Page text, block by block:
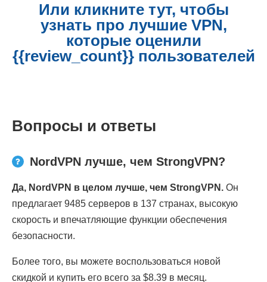
Или кликните тут, чтобы
узнать про лучшие VPN,
которые оценили
{{review_count}} пользователей
Вопросы и ответы
NordVPN лучше, чем StrongVPN?
Да, NordVPN в целом лучше, чем StrongVPN. Он
предлагает 9485 серверов в 137 странах, высокую
скорость и впечатляющие функции обеспечения
безопасности.
Более того, вы можете воспользоваться новой
скидкой и купить его всего за $8.39 в месяц.